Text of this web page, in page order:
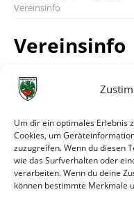
Um dir ein optimales Erlebnis
Cookies, um
zuzugreifen. Wenn du diesen
wie das Surfverhalten oder
verarbeiten. Wenn du deine
können bestimmte Merkmale
Vereinsinfo
Vereinsinfo
FC
Homepage
https://
Ort
Weitere